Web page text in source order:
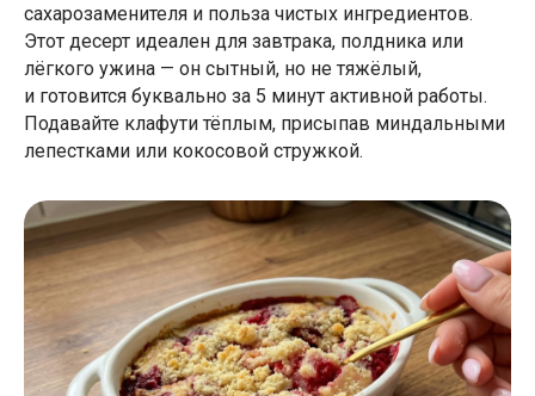
сахарозаменителя и польза чистых ингредиентов.
Этот десерт идеален для завтрака, полдника или
лёгкого ужина — он сытный, но не тяжёлый,
и готовится буквально за 5 минут активной работы.
Подавайте клафути тёплым, присыпав миндальными
лепестками или кокосовой стружкой.